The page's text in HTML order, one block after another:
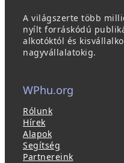
A világszerte több
nyílt forráskódú
alkotóktól és
nagyvállalatokig.
WPhu.org
Rólunk
Hírek
Alapok
Segítség
Partnereink